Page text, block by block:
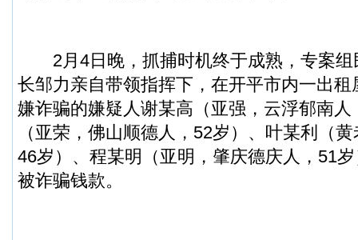
2月4日晚，抓捕时机终于成熟，专案组
长邹力亲自带领指挥下，在开平市内一出
嫌诈骗的嫌疑人谢某高（亚强，云浮郁南
（亚荣，佛山顺德人，52岁）、叶某利（
46岁）、程某明（亚明，肇庆德庆人，51
被诈骗钱款。